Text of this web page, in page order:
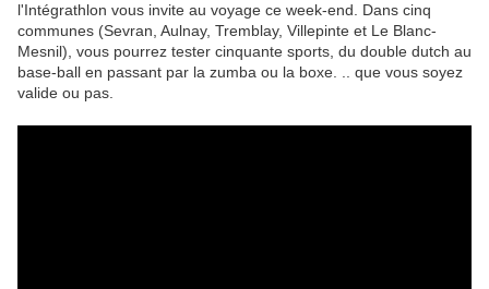
l'Intégrathlon vous invite au voyage ce week-end. Dans cinq
communes (Sevran, Aulnay, Tremblay, Villepinte et Le Blanc-
Mesnil), vous pourrez tester cinquante sports, du double dutch au
base-ball en passant par la zumba ou la boxe. .. que vous soyez
valide ou pas.